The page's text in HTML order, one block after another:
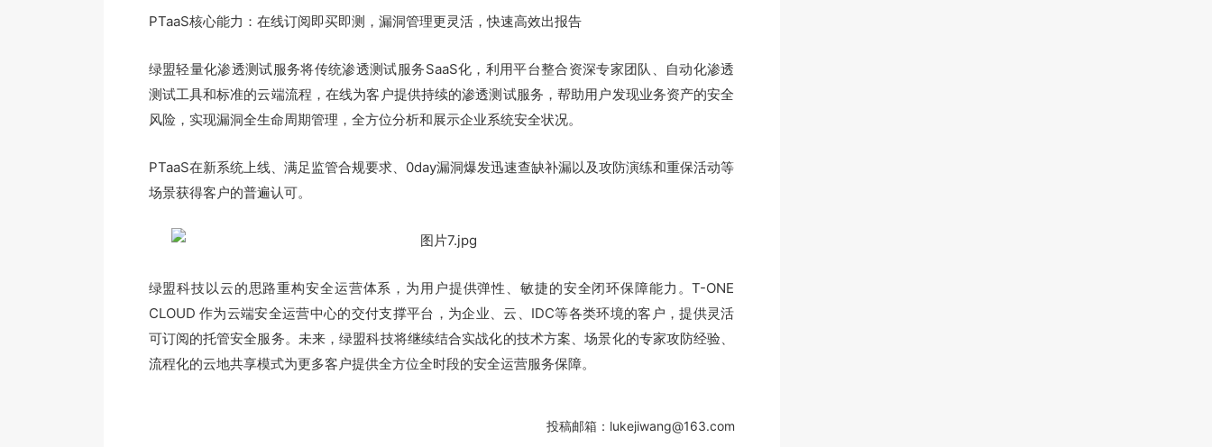
PTaaS核心能力：在线订阅即买即测，漏洞管理更灵活，快速高效出报告
绿盟轻量化渗透测试服务将传统渗透测试服务SaaS化，利用平台整合资深专家团队、自动化渗透
测试工具和标准的云端流程，在线为客户提供持续的渗透测试服务，帮助用户发现业务资产的安全
风险，实现漏洞全生命周期管理，全方位分析和展示企业系统安全状况。
PTaaS在新系统上线、满足监管合规要求、0day漏洞爆发迅速查缺补漏以及攻防演练和重保活动等
场景获得客户的普遍认可。
绿盟科技以云的思路重构安全运营体系，为用户提供弹性、敏捷的安全闭环保障能力。T-ONE
CLOUD 作为云端安全运营中心的交付支撑平台，为企业、云、IDC等各类环境的客户，提供灵活
可订阅的托管安全服务。未来，绿盟科技将继续结合实战化的技术方案、场景化的专家攻防经验、
流程化的云地共享模式为更多客户提供全方位全时段的安全运营服务保障。
投稿邮箱：lukejiwang@163.com